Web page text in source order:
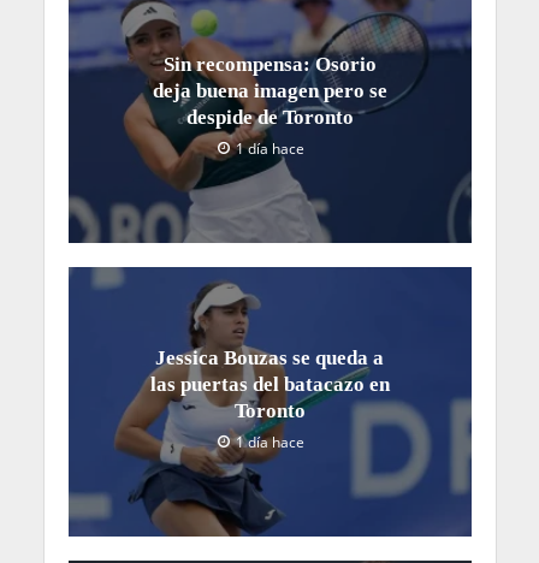
Sin recompensa: Osorio
deja buena imagen pero se
despide de Toronto
1 día hace
Jessica Bouzas se queda a
las puertas del batacazo en
Toronto
1 día hace